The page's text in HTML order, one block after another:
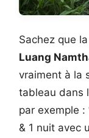
Sachez que
Luang
vraiment à la
tableau dans
par exemple :
& 1 nuit avec